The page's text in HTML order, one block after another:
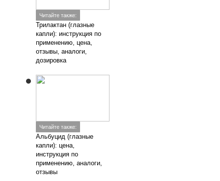
Читайте также:
Трилактан (глазные
капли): инструкция по
применению, цена,
отзывы, аналоги,
дозировка
Читайте также:
Альбуцид (глазные
капли): цена,
инструкция по
применению, аналоги,
отзывы